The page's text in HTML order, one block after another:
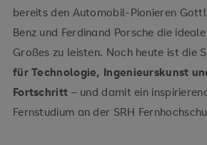
bereits den Automobil-Pionieren
Benz und Ferdinand Porsche die
Großes zu leisten. Noch heute ist die
für Technologie, Ingenieurskunst
Fortschritt – und damit ein
Fernstudium an der SRH